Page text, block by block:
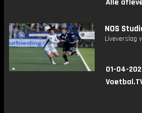
Alle
NOS
Liveverslag
01-04-